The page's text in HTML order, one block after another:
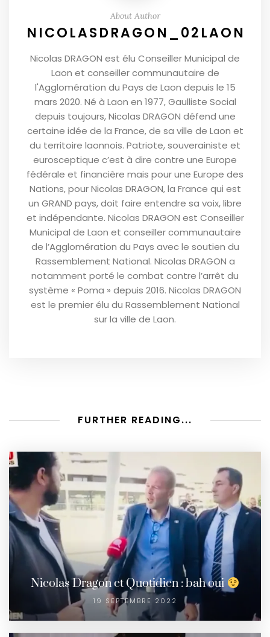
About Author
NICOLASDRAGON_02LAON
Nicolas DRAGON est élu Conseiller Municipal de
Laon et conseiller communautaire de
l'Agglomération du Pays de Laon depuis le 15
mars 2020. Né à Laon en 1977, Gaulliste Social
depuis toujours, Nicolas DRAGON défend une
certaine idée de la France, de sa ville de Laon et
du territoire laonnois. Patriote, souverainiste et
eurosceptique c’est à dire contre une Europe
fédérale et financière mais pour une Europe des
Nations, pour Nicolas DRAGON, la France qui est
un GRAND pays, doit faire entendre sa voix, libre
et indépendante. Nicolas DRAGON est Conseiller
Municipal de Laon et conseiller communautaire
de l’Agglomération du Pays avec le soutien du
Rassemblement National. Nicolas DRAGON a
notamment porté le combat contre l’arrêt du
système « Poma » depuis 2016. Nicolas DRAGON
est le premier élu du Rassemblement National
sur la ville de Laon.
FURTHER READING...
Nicolas Dragon et Quotidien : bah oui
19 SEPTEMBRE 2022